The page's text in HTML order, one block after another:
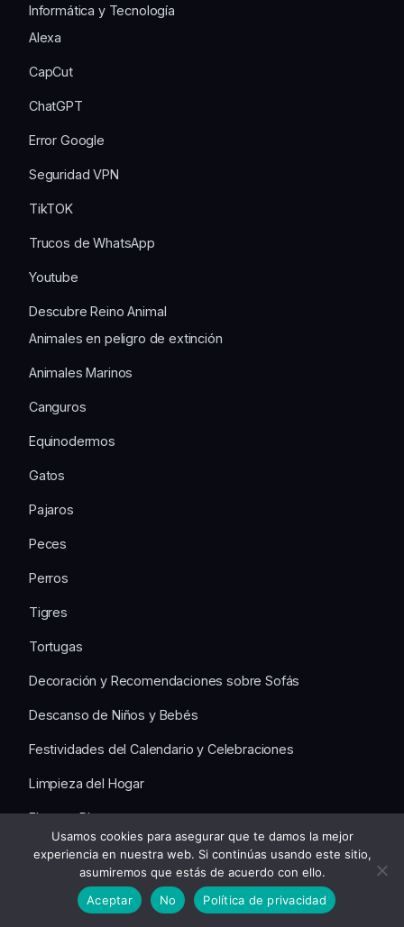
Informática y Tecnología
Alexa
CapCut
ChatGPT
Error Google
Seguridad VPN
TikTOK
Trucos de WhatsApp
Youtube
Descubre Reino Animal
Animales en peligro de extinción
Animales Marinos
Canguros
Equinodermos
Gatos
Pajaros
Peces
Perros
Tigres
Tortugas
Decoración y Recomendaciones sobre Sofás
Descanso de Niños y Bebés
Festividades del Calendario y Celebraciones
Limpieza del Hogar
Flores y Plantas
Herramientas y Útiles
calculadoras
Usamos cookies para asegurar que te damos la mejor
experiencia en nuestra web. Si continúas usando este sitio,
asumiremos que estás de acuerdo con ello.
Aceptar
No Política de privacidad